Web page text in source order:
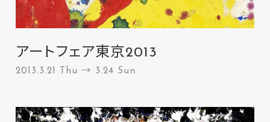
アートフェア東京2013
2013.3.21 Thu → 3.24 Sun